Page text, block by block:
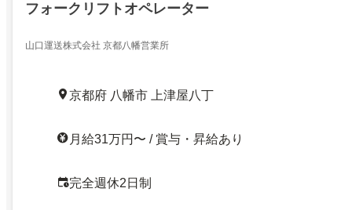
フォークリフトオペレーター
山口運送株式会社 京都八幡営業所
京都府 八幡市 上津屋八丁
月給31万円〜 / 賞与・昇給あり
完全週休2日制